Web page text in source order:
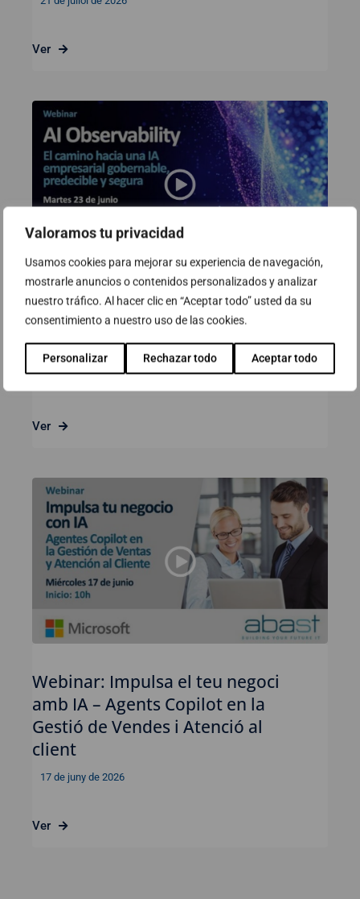
Valoramos tu privacidad
Usamos cookies para mejorar su experiencia de navegación,
mostrarle anuncios o contenidos personalizados y analizar
nuestro tráfico. Al hacer clic en “Aceptar todo” usted da su
consentimiento a nuestro uso de las cookies.
Personalizar Rechazar todo Aceptar todo
Ver
Webinar: AI Observability. El camí
cap a una IA empresarial
governable, predictible i segura
23 de juny de 2026
Ver
Webinar: Impulsa el teu negoci
amb IA – Agents Copilot en la
Gestió de Vendes i Atenció al
client
17 de juny de 2026
Ver